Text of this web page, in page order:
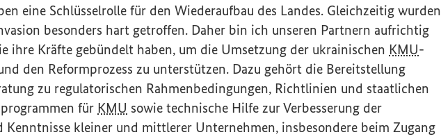
eine Schlüsselrolle für den Wiederaufbau des Landes. Gleichzeitig wurden
besonders hart getroffen. Daher bin ich unseren Partnern aufrichtig
ihre Kräfte gebündelt haben, um die Umsetzung der ukrainischen KMU-
den Reformprozess zu unterstützen. Dazu gehört die Bereitstellung
zu regulatorischen Rahmenbedingungen, Richtlinien und staatlichen
für KMU sowie technische Hilfe zur Verbesserung der
Kenntnisse kleiner und mittlerer Unternehmen, insbesondere beim Zugang